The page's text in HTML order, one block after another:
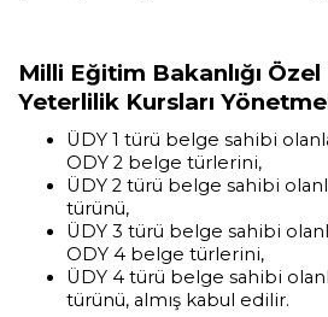
Milli Eğitim Bakanlığı
Yeterlilik Kursları
ÜDY 1 türü belge sahibi
ODY 2 belge türlerini,
ÜDY 2 türü belge sahibi
türünü,
ÜDY 3 türü belge sahibi
ODY 4 belge türlerini,
ÜDY 4 türü belge sahibi
türünü, almış kabul edilir.